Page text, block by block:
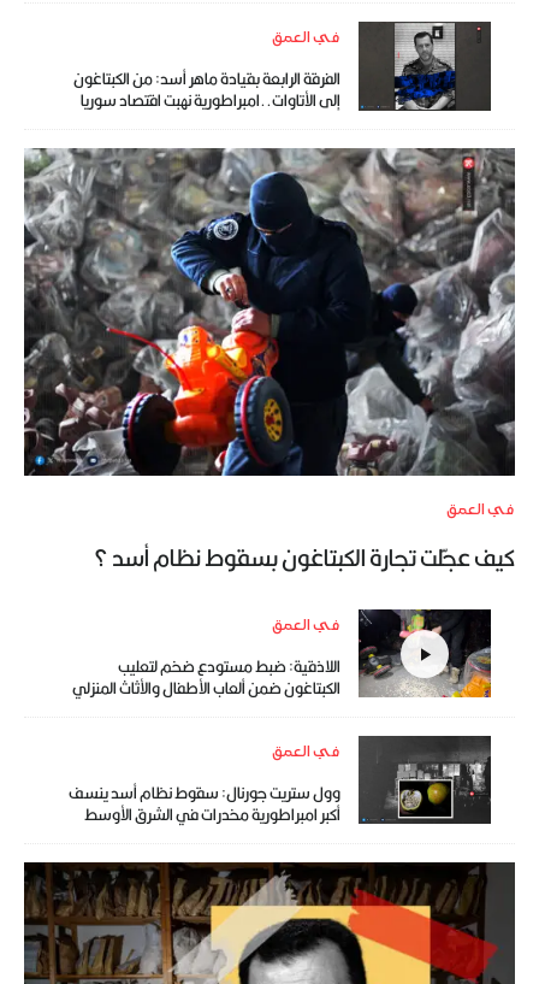
في العمق
الفرقة الرابعة بقيادة ماهر أسد: من الكبتاغون
إلى الأتاوات..امبراطورية نهبت اقتصاد سوريا
في العمق
كيف عجّلت تجارة الكبتاغون بسقوط نظام أسد ؟
في العمق
اللاذقية: ضبط مستودع ضخم لتعليب
الكبتاغون ضمن ألعاب الأطفال والأثاث المنزلي
في العمق
وول ستريت جورنال: سقوط نظام أسد ينسف
أكبر امبراطورية مخدرات في الشرق الأوسط